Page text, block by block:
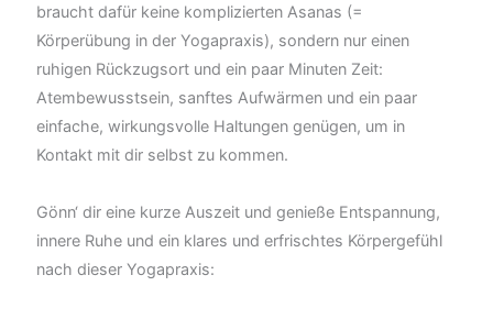
braucht dafür keine komplizierten Asanas (=
Körperübung in der Yogapraxis), sondern nur einen
ruhigen Rückzugsort und ein paar Minuten Zeit:
Atembewusstsein, sanftes Aufwärmen und ein paar
einfache, wirkungsvolle Haltungen genügen, um in
Kontakt mit dir selbst zu kommen.
Gönn‘ dir eine kurze Auszeit und genieße Entspannung,
innere Ruhe und ein klares und erfrischtes Körpergefühl
nach dieser Yogapraxis: